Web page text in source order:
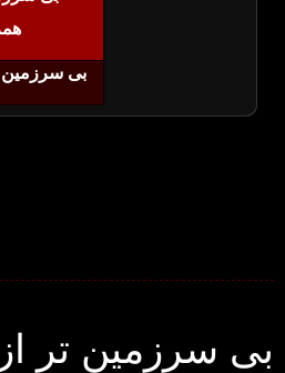
بی سرزمین
بی سرزمین تر از